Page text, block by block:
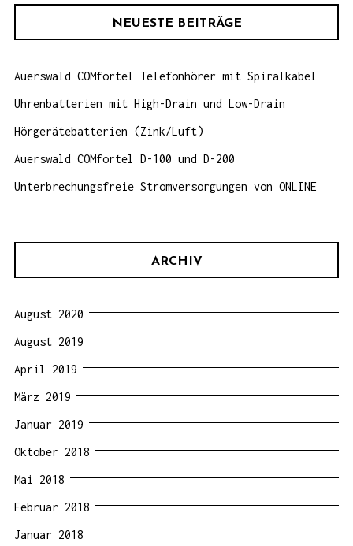
NEUESTE BEITRÄGE
Auerswald COMfortel Telefonhörer mit Spiralkabel
Uhrenbatterien mit High-Drain und Low-Drain
Hörgerätebatterien (Zink/Luft)
Auerswald COMfortel D-100 und D-200
Unterbrechungsfreie Stromversorgungen von ONLINE
ARCHIV
August 2020
August 2019
April 2019
März 2019
Januar 2019
Oktober 2018
Mai 2018
Februar 2018
Januar 2018